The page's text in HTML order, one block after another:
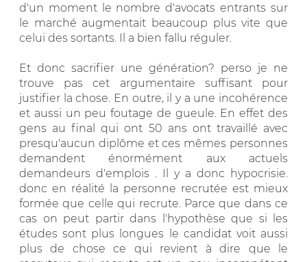
d'un moment le nombre d'avocats entrants sur
le marché augmentait beaucoup plus vite que
celui des sortants. Il a bien fallu réguler.
Et donc sacrifier une génération? perso je ne
trouve pas cet argumentaire suffisant pour
justifier la chose. En outre, il y a une incohérence
et aussi un peu foutage de gueule. En effet des
gens au final qui ont 50 ans ont travaillé avec
presqu'aucun diplôme et ces mêmes personnes
demandent énormément aux actuels
demandeurs d'emplois . Il y a donc hypocrisie.
donc en réalité la personne recrutée est mieux
formée que celle qui recrute. Parce que dans ce
cas on peut partir dans l'hypothèse que si les
études sont plus longues le candidat voit aussi
plus de chose ce qui revient à dire que le